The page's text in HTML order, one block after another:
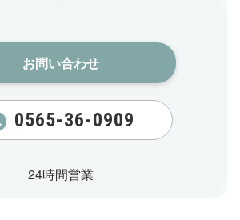
お問い合わせ​
0565-36-0909
24時間営業